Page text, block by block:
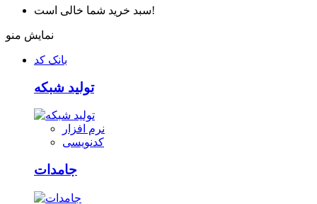
سبد خرید شما خالی است!
نمایش منو
بانک کد
تولید شبکه
نرم افزار
کدنویسی
جامدات